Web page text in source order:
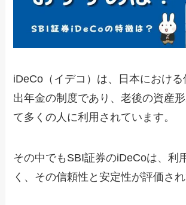
iDeCo（イデコ）は、日本におけ
出年金の制度であり、老後の資産
て多くの人に利用されています。
その中でもSBI証券のiDeCoは、利
く、その信頼性と安定性が評価され